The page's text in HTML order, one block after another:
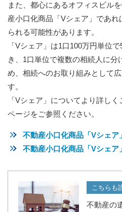
また、都心にあるオフィスビル
産小口化商品「Vシェア」であ
られる可能性があります。
「Vシェア」は1口100万円単位
き、1口単位で複数の相続人に分
め、相続へのお取り組みとして
す。
「Vシェア」についてより詳し
ページをご参照ください。
不動産小口化商品「Vシェア
不動産小口化商品「Vシェア
こちらも
不動産の